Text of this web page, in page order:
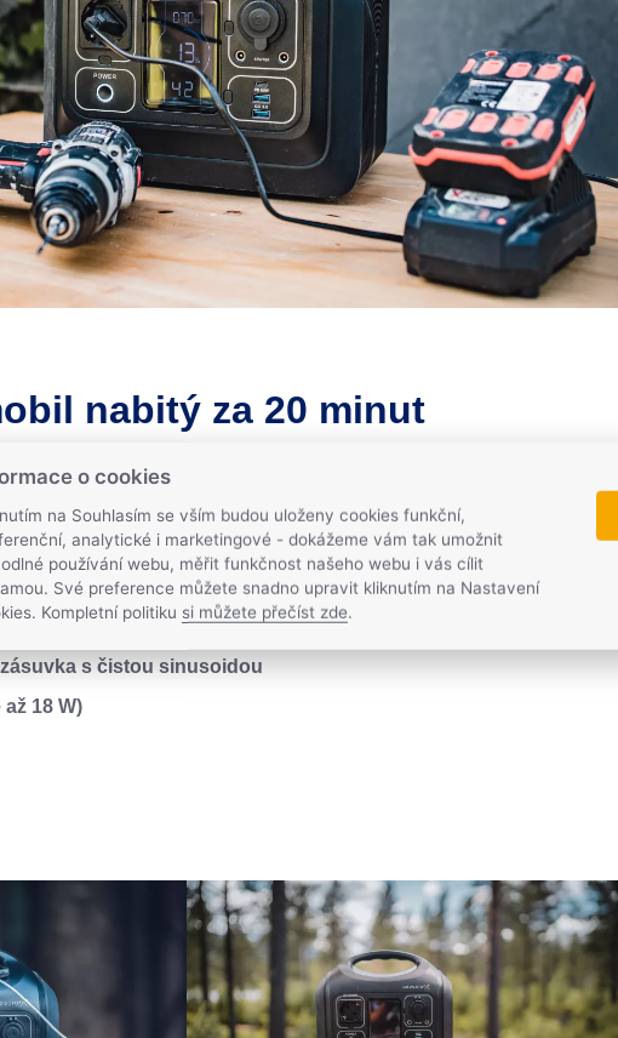
nabitý za 20 minut
co potřebujete. Na stanici najdete klasickou 230 V zásuvku s výkonem
výstup třeba pro autochladničku a zároveň dva typy USB výstupů.
podporující funkci QuickCharge za 20 minut. USB-C výstup se
svým maximálním výkonem 60 W je ideální pro nabíjení všech
s čistou sinusoidou
18 W)
o cookies
na Souhlasím se vším budou uloženy cookies funkční,
analytické i marketingové - dokážeme vám tak umožnit
používání webu, měřit funkčnost našeho webu i vás cílit
Své preference můžete snadno upravit kliknutím na Nastavení
Kompletní politiku si můžete přečíst zde.